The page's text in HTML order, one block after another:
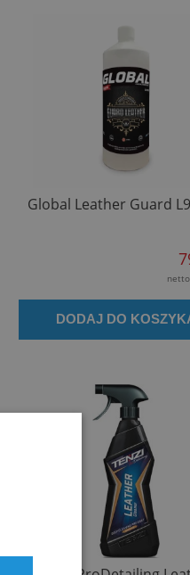
Global Leather Guard
DODAJ DO